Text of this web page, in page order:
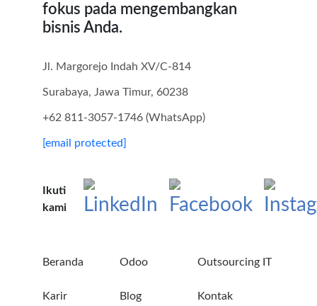
fokus pada mengembangkan
bisnis Anda.
Jl. Margorejo Indah XV/C-814
Surabaya, Jawa Timur, 60238
+62 811-3057-1746 (WhatsApp)
[email protected]
Ikuti
kami
Beranda
Karir
Odoo
Blog
Outsourcing IT
Kontak